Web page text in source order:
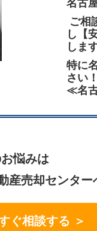
名古
ご相
し【
しま
特に
さい
≪名
悩みは
産売却センター
ぐ相談する ＞